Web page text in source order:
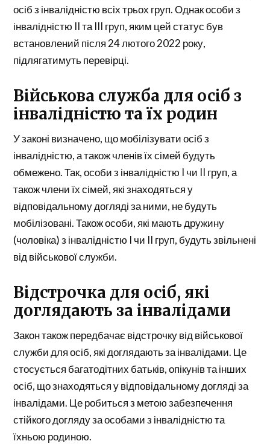
осіб з інвалідністю всіх трьох груп. Однак особи з
інвалідністю II та III груп, яким цей статус був
встановлений після 24 лютого 2022 року,
підлягатимуть перевірці.
Військова служба для осіб з
інвалідністю та їх родин
У законі визначено, що мобілізувати осіб з
інвалідністю, а також членів їх сімей будуть
обмежено. Так, особи з інвалідністю I чи II груп, а
також члени їх сімей, які знаходяться у
відповідальному догляді за ними, не будуть
мобілізовані. Також особи, які мають дружину
(чоловіка) з інвалідністю I чи II груп, будуть звільнені
від військової служби.
Відстрочка для осіб, які
доглядають за інвалідами
Закон також передбачає відстрочку від військової
служби для осіб, які доглядають за інвалідами. Це
стосується багатодітних батьків, опікунів та інших
осіб, що знаходяться у відповідальному догляді за
інвалідами. Це робиться з метою забезпечення
стійкого догляду за особами з інвалідністю та
їхньою родиною.